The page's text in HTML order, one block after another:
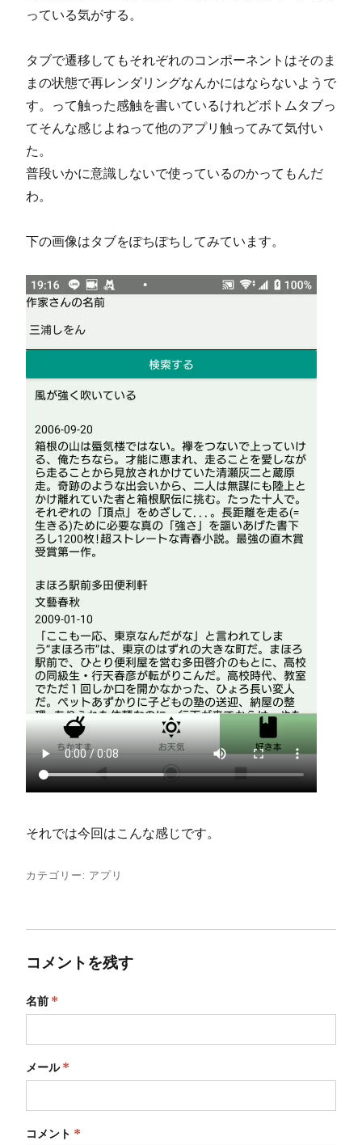
っている気がする。
タブで遷移してもそれぞれのコンポーネントはそのま
まの状態で再レンダリングなんかにはならないようで
す。って触った感触を書いているけれどボトムタブっ
てそんな感じよねって他のアプリ触ってみて気付い
た。
普段いかに意識しないで使っているのかってもんだ
わ。
下の画像はタブをぽちぽちしてみています。
それでは今回はこんな感じです。
カテゴリー: アプリ
コメントを残す
名前 *
メール*
コメント *